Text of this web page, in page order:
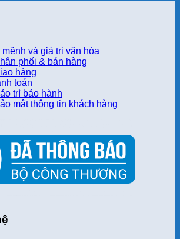
và giá trị văn hóa
phối & bán hàng
hàng
toán
trì bảo hành
mật thông tin khách hàng